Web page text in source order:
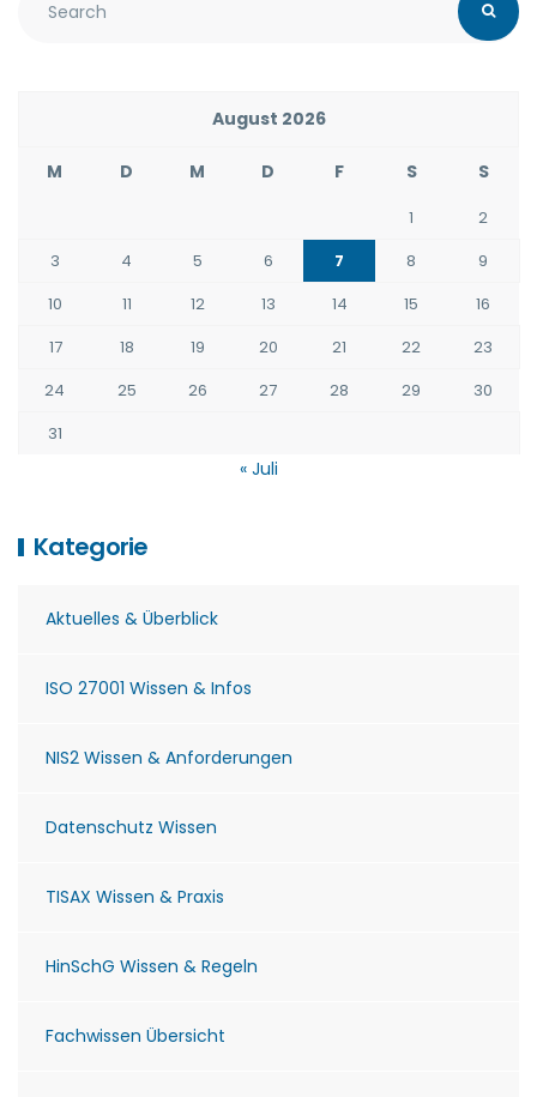
August 2026
M D M D F S S
1
2
3
4 5 6 7 8
9
10
11 12 13 14 15
16
17
18 19 20 21 22
23
24
25 26 27 28 29
30
31
« Juli
Kategorie
Aktuelles & Überblick
ISO 27001 Wissen & Infos
NIS2 Wissen & Anforderungen
Datenschutz Wissen
TISAX Wissen & Praxis
HinSchG Wissen & Regeln
Fachwissen Übersicht